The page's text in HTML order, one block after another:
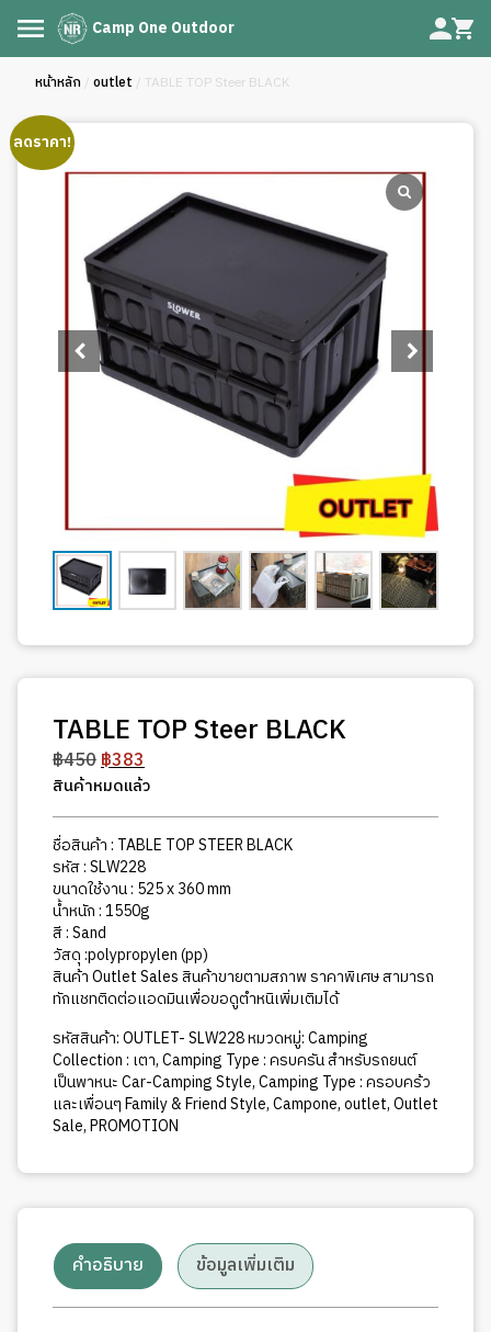
Camp One Outdoor
หน้าหลัก / outlet / TABLE TOP Steer BLACK
ลดราคา!
TABLE TOP Steer BLACK
฿450Original
price
was:
฿450.
฿383Current
price
is:
฿383.
สินค้าหมดแล้ว
ชื่อสินค้า : TABLE TOP STEER BLACK
รหัส : SLW228
ขนาดใช้งาน : 525 x 360 mm
น้ำหนัก : 1550g
สี : Sand
วัสดุ :polypropylen (pp)
สินค้า Outlet Sales สินค้าขายตามสภาพ ราคาพิเศษ สามารถ
ทักแชทติดต่อแอดมินเพื่อขอดูตำหนิเพิ่มเติมได้
รหัสสินค้า:OUTLET- SLW228หมวดหมู่:Camping
Collection : เตา,Camping Type : ครบครัน สำหรับรถยนต์
เป็นพาหนะ Car-Camping Style,Camping Type : ครอบคร้ว
และเพื่อนๆ Family & Friend Style,Campone,outlet,Outlet
Sale,PROMOTION
คำอธิบาย ข้อมูลเพิ่มเติม